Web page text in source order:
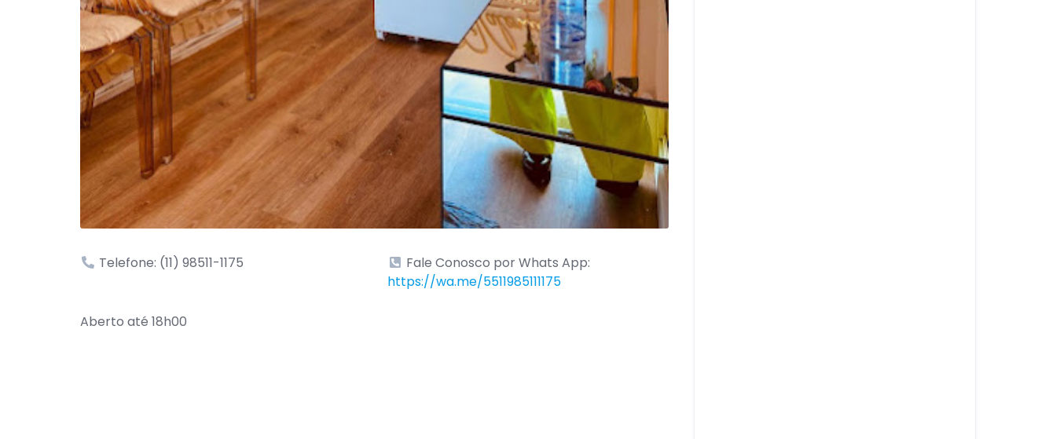
Telefone: (11) 98511-1175
Fale Conosco por Whats App:
https://wa.me/5511985111175
Aberto até 18h00